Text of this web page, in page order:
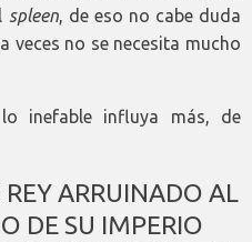
spleen, de eso no cabe duda
veces no se necesita mucho
inefable influya más, de
ARRUINADO AL
DE SU IMPERIO